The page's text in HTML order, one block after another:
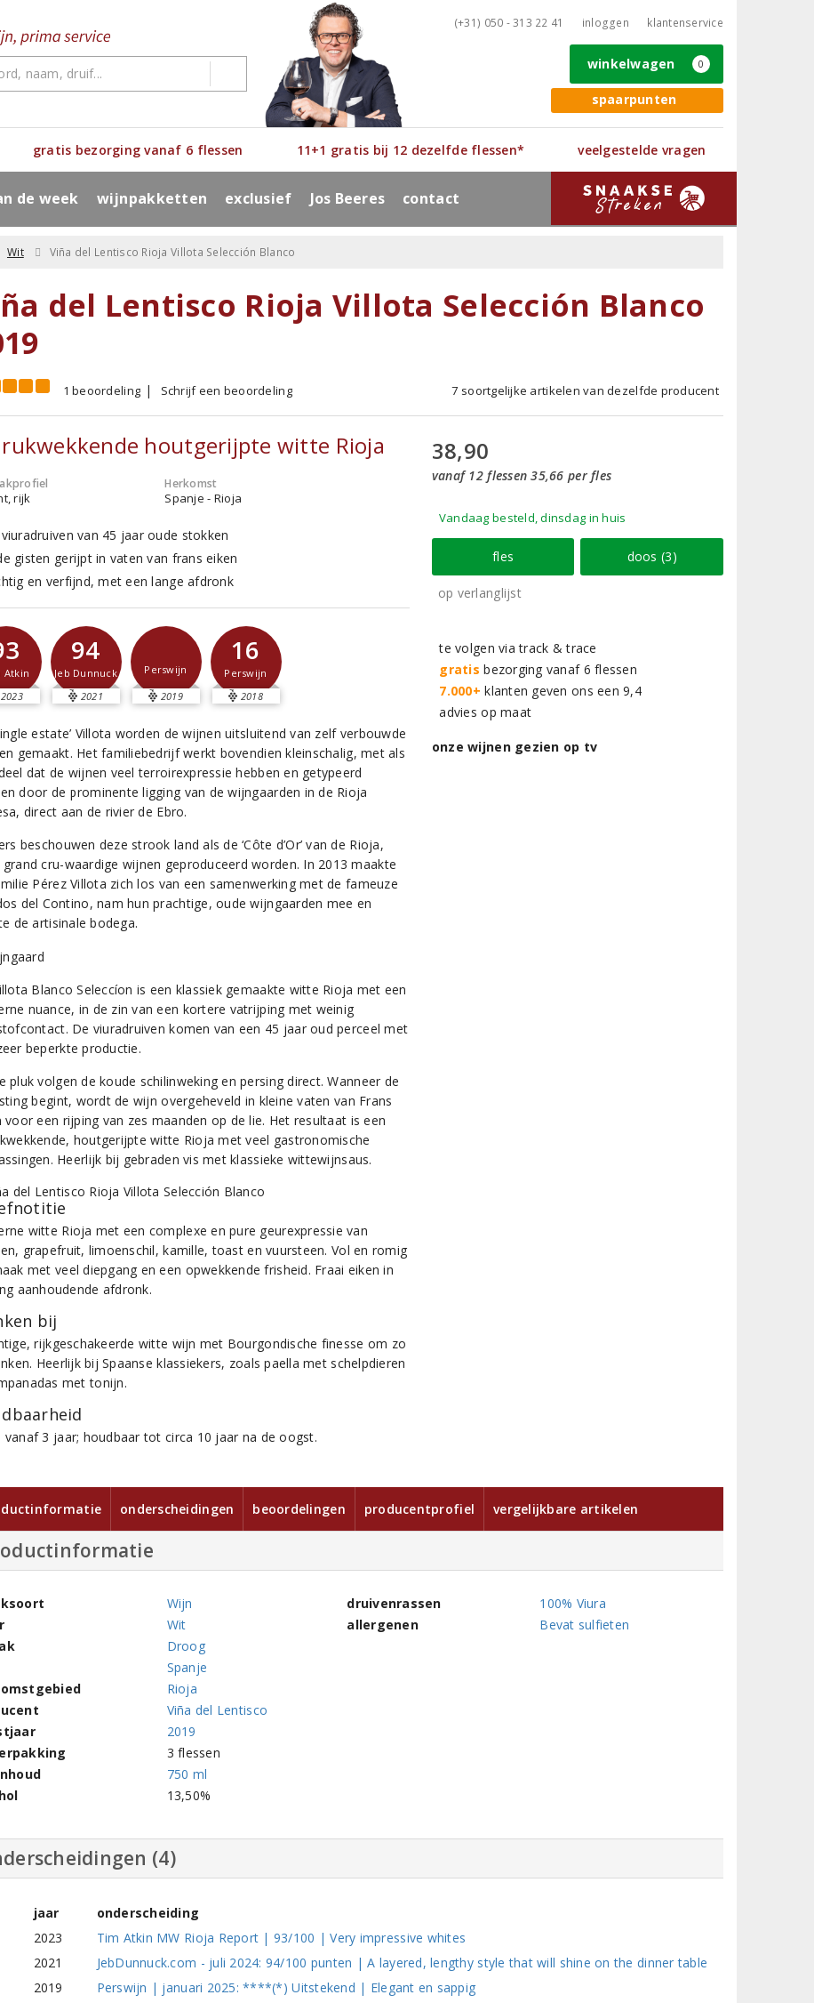
(+31) 050 - 313 22 41 inloggen klantenservice
spaarpunten
winkelwagen 0
gratis bezorging vanaf 6 flessen 11+1 gratis bij 12 dezelfde flessen* veelgestelde vragen
de week wijnpakketten exclusief Jos Beeres contact
Wit Viña del Lentisco Rioja Villota Selección Blanco
del Lentisco Rioja Villota Selección Blanco
1 beoordeling Schrijf een beoordeling 7 soortgelijke artikelen van dezelfde producent
houtgerijpte witte Rioja
rijk
Herkomst
Spanje - Rioja
van 45 jaar oude stokken
gisten gerijpt in vaten van frans eiken
en verfijnd, met een lange afdronk
Atkin
2023
94
Jeb Dunnuck
2021
Perswijn
2019
16
Perswijn
2018
estate’ Villota worden de wijnen uitsluitend van zelf verbouwde
gemaakt. Het familiebedrijf werkt bovendien kleinschalig, met als
dat de wijnen veel terroirexpressie hebben en getypeerd
door de prominente ligging van de wijngaarden in de Rioja
direct aan de rivier de Ebro.
beschouwen deze strook land als de ‘Côte d’Or’ van de Rioja,
grand cru-waardige wijnen geproduceerd worden. In 2013 maakte
Pérez Villota zich los van een samenwerking met de fameuze
del Contino, nam hun prachtige, oude wijngaarden mee en
de artisinale bodega.
Blanco Seleccíon is een klassiek gemaakte witte Rioja met een
nuance, in de zin van een kortere vatrijping met weinig
De viuradruiven komen van een 45 jaar oud perceel met
beperkte productie.
pluk volgen de koude schilinweking en persing direct. Wanneer de
begint, wordt de wijn overgeheveld in kleine vaten van Frans
voor een rijping van zes maanden op de lie. Het resultaat is een
houtgerijpte witte Rioja met veel gastronomische
Heerlijk bij gebraden vis met klassieke wittewijnsaus.
witte Rioja met een complexe en pure geurexpressie van
grapefruit, limoenschil, kamille, toast en vuursteen. Vol en romig
met veel diepgang en een opwekkende frisheid. Fraai eiken in
aanhoudende afdronk.
bij
rijkgeschakeerde witte wijn met Bourgondische finesse om zo
Heerlijk bij Spaanse klassiekers, zoals paella met schelpdieren
met tonijn.
vanaf 3 jaar; houdbaar tot circa 10 jaar na de oogst.
38,90
vanaf 12 flessen 35,66 per fles
Vandaag besteld, dinsdag in huis
fles doos (3)
op verlanglijst
te volgen via track & trace
gratis bezorging vanaf 6 flessen
7.000+ klanten geven ons een 9,4
advies op maat
onze wijnen gezien op tv
onderscheidingen beoordelingen producentprofiel vergelijkbare artikelen
Wijn
Wit
Droog
Spanje
Rioja
Viña del Lentisco
2019
3 flessen
750 ml
13,50%
druivenrassen
100% Viura
allergenen
Bevat sulfieten
(4)
jaar
onderscheiding
2023
Tim Atkin MW Rioja Report | 93/100 | Very impressive whites
2021
JebDunnuck.com - juli 2024: 94/100 punten | A layered, lengthy style that will shine on the dinner table
2019
Perswijn | januari 2025: ****(*) Uitstekend | Elegant en sappig